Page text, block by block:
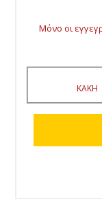
Μόνο οι
ΚΑΚΉ